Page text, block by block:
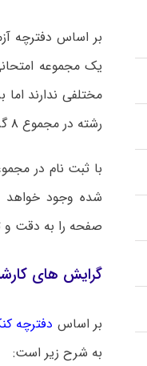
یک مجموعه
مختلفی ندارند
رشته در مجموع ۸
با ثبت نام در
شده وجود خواهد
صفحه را به دقت و
گرایش های
بر اساس دفترچه
به شرح زیر است: